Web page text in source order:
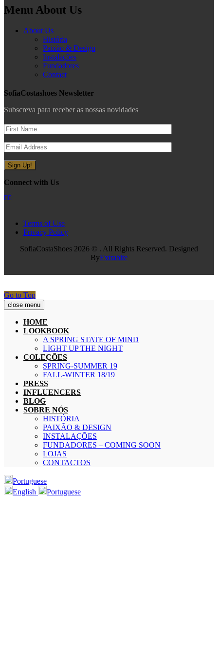
Menu About Us
About Us
História
Paixão & Design
Instalações
Fundadores
Contact
SofiaCostashoes Newsletter
Subscreva para receber as nossas novidades
Connect with Us
Terms of Use
Privacy Policy
SofiaCostaShoes 2026 © . All Rights Reserved. Designed
ByExtrabite
Go to Top
close menu
HOME
LOOKBOOK
A SPRING STATE OF MIND
LIGHT UP THE NIGHT
COLEÇÕES
SPRING-SUMMER 19
FALL-WINTER 18/19
PRESS
INFLUENCERS
BLOG
SOBRE NÓS
HISTÓRIA
PAIXÃO & DESIGN
INSTALAÇÕES
FUNDADORES – COMING SOON
LOJAS
CONTACTOS
Portuguese
English
Portuguese